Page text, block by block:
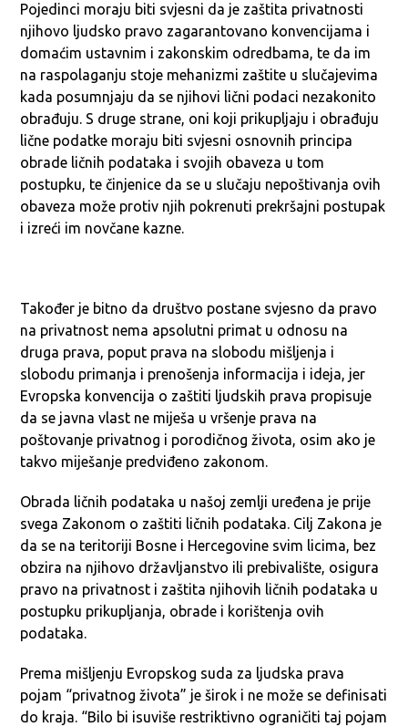
Pojedinci moraju biti svjesni da je zaštita privatnosti
njihovo ljudsko pravo zagarantovano konvencijama i
domaćim ustavnim i zakonskim odredbama, te da im
na raspolaganju stoje mehanizmi zaštite u slučajevima
kada posumnjaju da se njihovi lični podaci nezakonito
obrađuju. S druge strane, oni koji prikupljaju i obrađuju
lične podatke moraju biti svjesni osnovnih principa
obrade ličnih podataka i svojih obaveza u tom
postupku, te činjenice da se u slučaju nepoštivanja ovih
obaveza može protiv njih pokrenuti prekršajni postupak
i izreći im novčane kazne.
Također je bitno da društvo postane svjesno da pravo
na privatnost nema apsolutni primat u odnosu na
druga prava, poput prava na slobodu mišljenja i
slobodu primanja i prenošenja informacija i ideja, jer
Evropska konvencija o zaštiti ljudskih prava propisuje
da se javna vlast ne miješa u vršenje prava na
poštovanje privatnog i porodičnog života, osim ako je
takvo miješanje predviđeno zakonom.
Obrada ličnih podataka u našoj zemlji uređena je prije
svega Zakonom o zaštiti ličnih podataka. Cilj Zakona je
da se na teritoriji Bosne i Hercegovine svim licima, bez
obzira na njihovo državljanstvo ili prebivalište, osigura
pravo na privatnost i zaštita njihovih ličnih podataka u
postupku prikupljanja, obrade i korištenja ovih
podataka.
Prema mišljenju Evropskog suda za ljudska prava
pojam “privatnog života” je širok i ne može se definisati
do kraja. “Bilo bi isuviše restriktivno ograničiti taj pojam